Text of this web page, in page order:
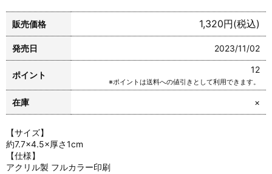
販売価格 1,320円(税込)
発売日 2023/11/02
ポイント
12
※ポイントは送料への値引きとして利用できます。
在庫 ×
【サイズ】
約7.7×4.5×厚さ1cm
【仕様】
アクリル製 フルカラー印刷